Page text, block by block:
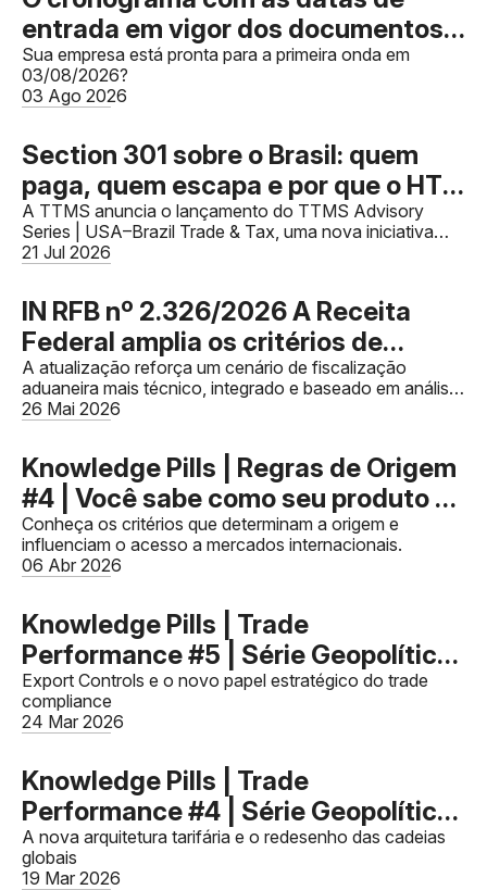
entrada em vigor dos documentos
fiscais foi publicado, mas a falta de
IBS e CBS não impedirão as
Sua empresa está pronta para a primeira onda em
03/08/2026?
03 Ago 2026
Section 301 sobre o Brasil: quem
paga, quem escapa e por que o HTS
decide
A TTMS anuncia o lançamento do TTMS Advisory
Series | USA–Brazil Trade & Tax, uma nova iniciativa
dedicada a compartilhar conhecimento especializado
21 Jul 2026
IN RFB nº 2.326/2026 A Receita
Federal amplia os critérios de
fiscalização sobre valor aduaneiro e
reforça a integração entre
tributário.
A atualização reforça um cenário de fiscalização
aduaneira mais técnico, integrado e baseado em análise
de risco.
26 Mai 2026
Knowledge Pills | Regras de Origem
#4 | Você sabe como seu produto se
torna originário?
Conheça os critérios que determinam a origem e
influenciam o acesso a mercados internacionais.
06 Abr 2026
Knowledge Pills | Trade
Performance #5 | Série Geopolítica
e o Novo Comércio Global - Artigo
03
Export Controls e o novo papel estratégico do trade
compliance
24 Mar 2026
Knowledge Pills | Trade
Performance #4 | Série Geopolítica
e o Novo Comércio Global - Artigo
02
A nova arquitetura tarifária e o redesenho das cadeias
globais
19 Mar 2026